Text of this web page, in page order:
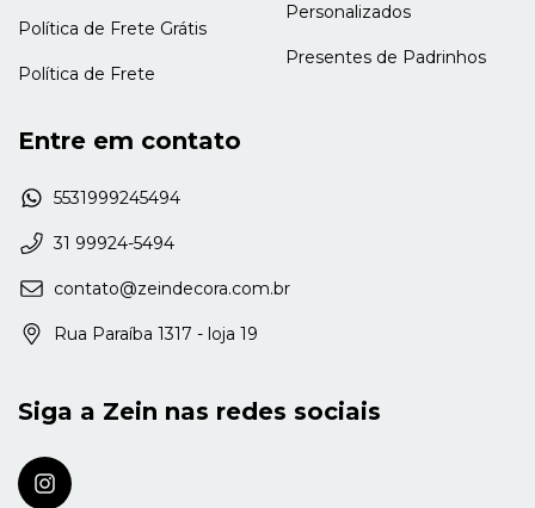
Política de Frete Grátis
Política de Frete
Personalizados
Presentes de Padrinhos
Entre em contato
5531999245494
31 99924-5494
contato@zeindecora.com.br
Rua Paraíba 1317 - loja 19
Siga a Zein nas redes sociais